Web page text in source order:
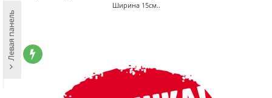
Ширина 15см..
Левая панель